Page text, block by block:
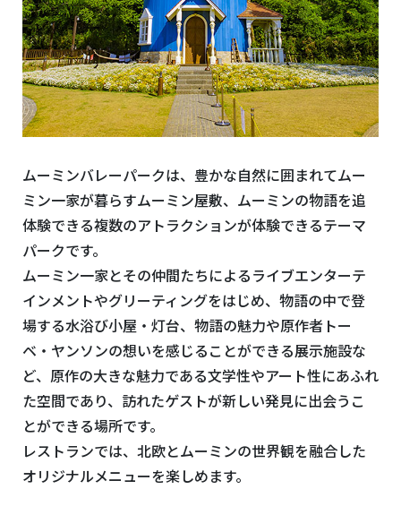
ムーミンバレーパークは、豊かな自然に囲まれてムー
ミン一家が暮らすムーミン屋敷、ムーミンの物語を追
体験できる複数のアトラクションが体験できるテーマ
パークです。
ムーミン一家とその仲間たちによるライブエンターテ
インメントやグリーティングをはじめ、物語の中で登
場する水浴び小屋・灯台、物語の魅力や原作者トー
ベ・ヤンソンの想いを感じることができる展示施設な
ど、原作の大きな魅力である文学性やアート性にあふれ
た空間であり、訪れたゲストが新しい発見に出会うこ
とができる場所です。
レストランでは、北欧とムーミンの世界観を融合した
オリジナルメニューを楽しめます。